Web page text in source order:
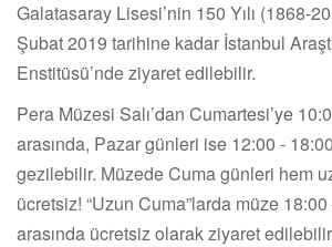
Galatasaray Lisesi’nin 150 Yılı (1868-
Şubat 2019 tarihine kadar İstanbul
Enstitüsü’nde ziyaret edilebilir.
Pera Müzesi Salı’dan Cumartesi’ye
arasında, Pazar günleri ise 12:00 -
gezilebilir. Müzede Cuma günleri hem
ücretsiz! “Uzun Cuma”larda müze
arasında ücretsiz olarak ziyaret